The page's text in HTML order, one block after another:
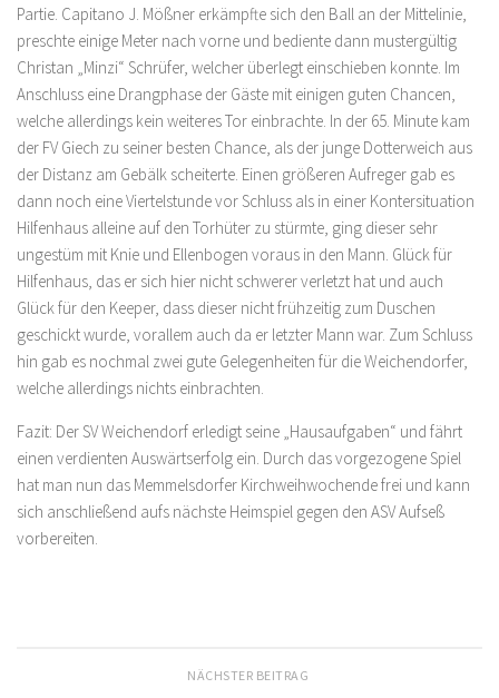
Partie. Capitano J. Mößner erkämpfte sich den Ball an der Mittelinie,
preschte einige Meter nach vorne und bediente dann mustergültig
Christan „Minzi“ Schrüfer, welcher überlegt einschieben konnte. Im
Anschluss eine Drangphase der Gäste mit einigen guten Chancen,
welche allerdings kein weiteres Tor einbrachte. In der 65. Minute kam
der FV Giech zu seiner besten Chance, als der junge Dotterweich aus
der Distanz am Gebälk scheiterte. Einen größeren Aufreger gab es
dann noch eine Viertelstunde vor Schluss als in einer Kontersituation
Hilfenhaus alleine auf den Torhüter zu stürmte, ging dieser sehr
ungestüm mit Knie und Ellenbogen voraus in den Mann. Glück für
Hilfenhaus, das er sich hier nicht schwerer verletzt hat und auch
Glück für den Keeper, dass dieser nicht frühzeitig zum Duschen
geschickt wurde, vorallem auch da er letzter Mann war. Zum Schluss
hin gab es nochmal zwei gute Gelegenheiten für die Weichendorfer,
welche allerdings nichts einbrachten.
Fazit: Der SV Weichendorf erledigt seine „Hausaufgaben“ und fährt
einen verdienten Auswärtserfolg ein. Durch das vorgezogene Spiel
hat man nun das Memmelsdorfer Kirchweihwochende frei und kann
sich anschließend aufs nächste Heimspiel gegen den ASV Aufseß
vorbereiten.
NÄCHSTER BEITRAG